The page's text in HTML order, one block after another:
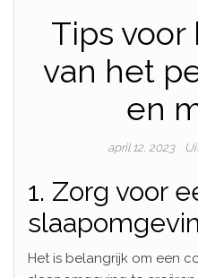
Tips voor
van het
en
april 12, 2023
1. Zorg voor
Het is belangrijk om een